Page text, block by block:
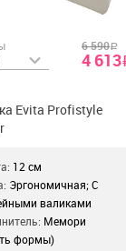
6 590a
4 613
Evita Profistyle
12 см
Эргономичная; С
валиками
Мемори
формы)